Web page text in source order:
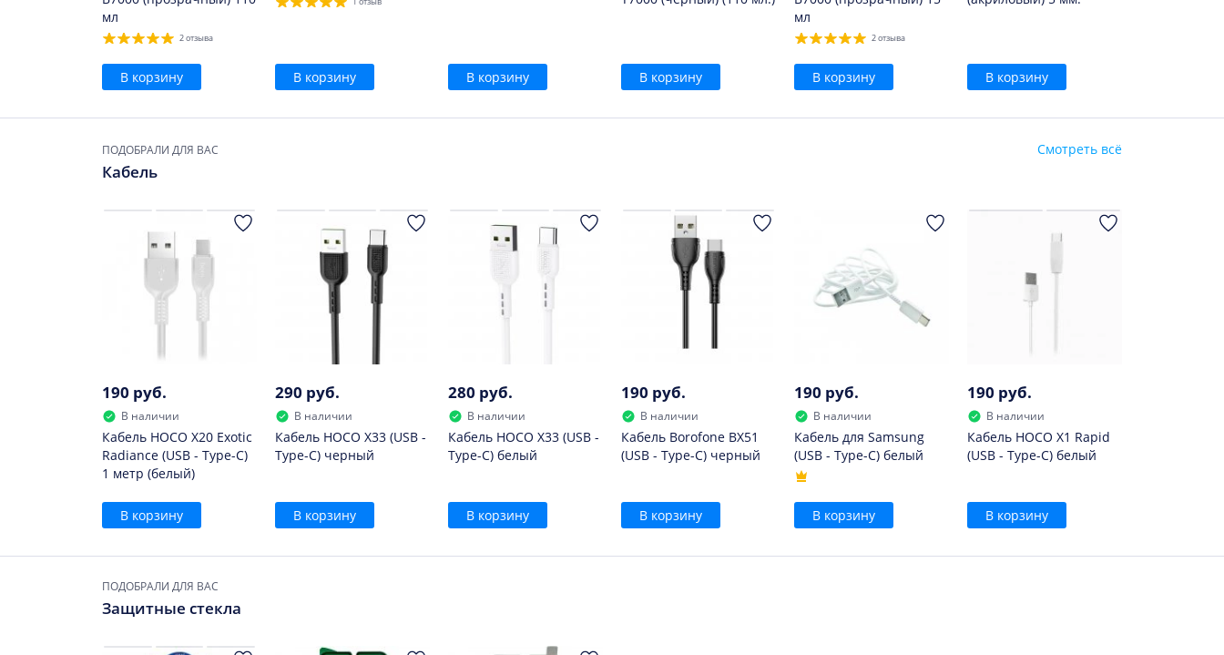
мл
2 отзыва
В корзину В корзину В корзину В корзину
мл
2 отзыва
В корзину В корзину
ПОДОБРАЛИ ДЛЯ ВАС
Кабель
Смотреть всё
190 руб.
В наличии
Кабель HOCO X20 Exotic
Radiance (USB - Type-C)
1 метр (белый)
В корзину
290 руб.
В наличии
Кабель HOCO X33 (USB -
Type-C) черный
В корзину
280 руб.
В наличии
Кабель HOCO X33 (USB -
Type-C) белый
В корзину
190 руб.
В наличии
Кабель Borofone BX51
(USB - Type-C) черный
В корзину
190 руб.
В наличии
Кабель для Samsung
(USB - Type-C) белый
В корзину
190 руб.
В наличии
Кабель HOCO X1 Rapid
(USB - Type-C) белый
В корзину
ПОДОБРАЛИ ДЛЯ ВАС
Защитные стекла